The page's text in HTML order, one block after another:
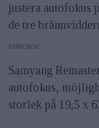
justera autofokus
de tre
ANNONS
Samyang
autofokus,
storlek på 19,5 x